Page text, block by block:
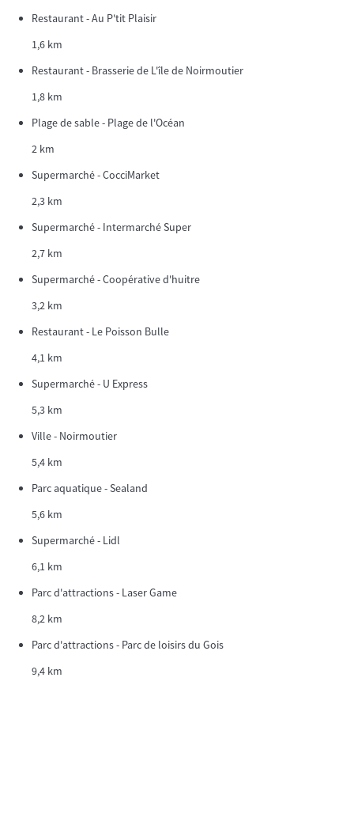
Restaurant - Au P'tit Plaisir
1,6 km
Restaurant - Brasserie de L'île de Noirmoutier
1,8 km
Plage de sable - Plage de l'Océan
2 km
Supermarché - CocciMarket
2,3 km
Supermarché - Intermarché Super
2,7 km
Supermarché - Coopérative d'huitre
3,2 km
Restaurant - Le Poisson Bulle
4,1 km
Supermarché - U Express
5,3 km
Ville - Noirmoutier
5,4 km
Parc aquatique - Sealand
5,6 km
Supermarché - Lidl
6,1 km
Parc d'attractions - Laser Game
8,2 km
Parc d'attractions - Parc de loisirs du Gois
9,4 km